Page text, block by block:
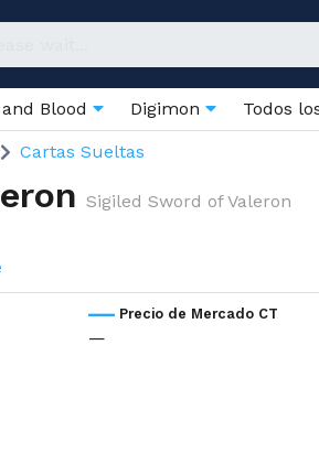
Blood Digimon Todos
Cartas Sueltas
Sigiled Sword of Valeron
Precio de Mercado CT
—